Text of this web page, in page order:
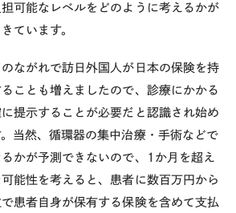
可能なレベルをどのように考えるかが
ています。
ながれで訪日外国人が日本の保険を持
ことも増えましたので、診療にかかる
提示することが必要だと認識され始め
当然、循環器の集中治療・手術などで
かが予測できないので、
1 か月を超え
能性を考えると、患者に数百万円から
患者自身が保有する保険を含めて支払